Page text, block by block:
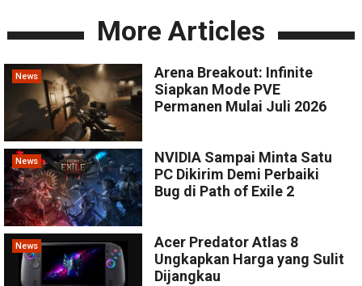
More Articles
News
Arena Breakout: Infinite
Siapkan Mode PVE
Permanen Mulai Juli 2026
News
NVIDIA Sampai Minta Satu
PC Dikirim Demi Perbaiki
Bug di Path of Exile 2
News
Acer Predator Atlas 8
Ungkapkan Harga yang Sulit
Dijangkau